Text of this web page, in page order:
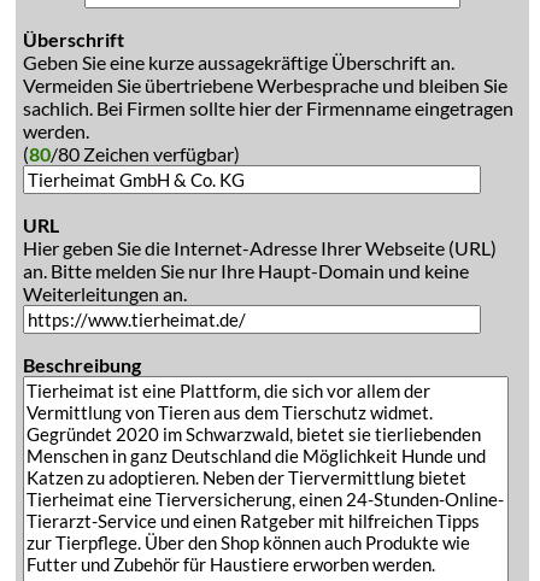
Überschrift
Geben Sie eine kurze aussagekräftige Überschrift an.
Vermeiden Sie übertriebene Werbesprache und bleiben Sie
sachlich. Bei Firmen sollte hier der Firmenname eingetragen
werden.
(80/80 Zeichen verfügbar)
URL
Hier geben Sie die Internet-Adresse Ihrer Webseite (URL)
an. Bitte melden Sie nur Ihre Haupt-Domain und keine
Weiterleitungen an.
Beschreibung